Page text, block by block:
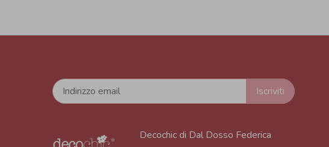
Decochic di Dal Dosso Federica